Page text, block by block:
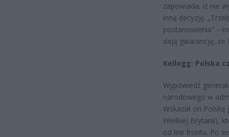
zapowiada, iż nie
inną decyzję.
postanowienia” –
dają gwarancję, że
Kellogg: Polska
Wypowiedź
narodowego w
Wskazał on
Wielkiej Brytanii),
od linii frontu. Po